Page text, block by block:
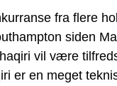
fra flere
siden
vil være
er en meget